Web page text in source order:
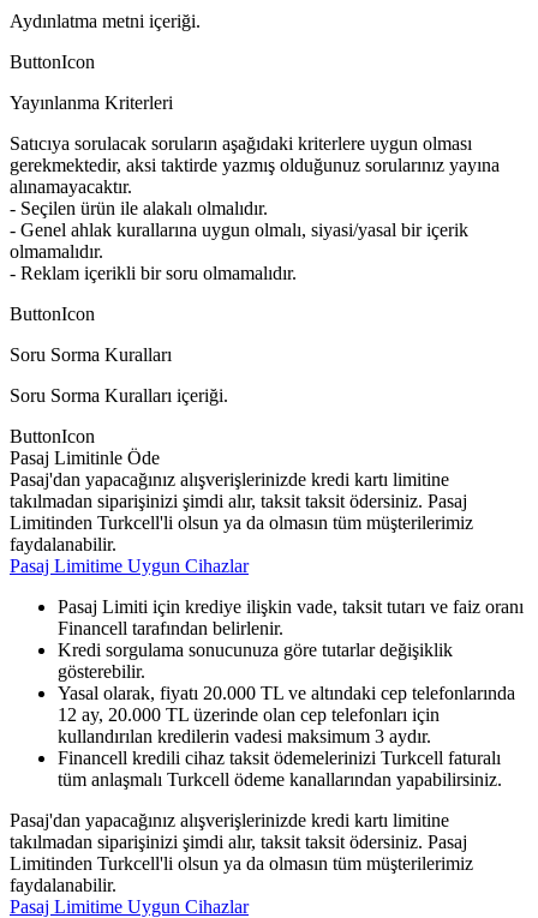
Aydınlatma metni içeriği.
ButtonIcon
Yayınlanma Kriterleri
Satıcıya sorulacak soruların aşağıdaki kriterlere uygun olması
gerekmektedir, aksi taktirde yazmış olduğunuz sorularınız yayına
alınamayacaktır.
- Seçilen ürün ile alakalı olmalıdır.
- Genel ahlak kurallarına uygun olmalı, siyasi/yasal bir içerik
olmamalıdır.
- Reklam içerikli bir soru olmamalıdır.
ButtonIcon
Soru Sorma Kuralları
Soru Sorma Kuralları içeriği.
ButtonIcon
Pasaj Limitinle Öde
Pasaj'dan yapacağınız alışverişlerinizde kredi kartı limitine
takılmadan siparişinizi şimdi alır, taksit taksit ödersiniz. Pasaj
Limitinden Turkcell'li olsun ya da olmasın tüm müşterilerimiz
faydalanabilir.
Pasaj Limitime Uygun Cihazlar
Pasaj Limiti için krediye ilişkin vade, taksit tutarı ve faiz oranı
Financell tarafından belirlenir.
Kredi sorgulama sonucunuza göre tutarlar değişiklik
gösterebilir.
Yasal olarak, fiyatı 20.000 TL ve altındaki cep telefonlarında
12 ay, 20.000 TL üzerinde olan cep telefonları için
kullandırılan kredilerin vadesi maksimum 3 aydır.
Financell kredili cihaz taksit ödemelerinizi Turkcell faturalı
tüm anlaşmalı Turkcell ödeme kanallarından yapabilirsiniz.
Pasaj'dan yapacağınız alışverişlerinizde kredi kartı limitine
takılmadan siparişinizi şimdi alır, taksit taksit ödersiniz. Pasaj
Limitinden Turkcell'li olsun ya da olmasın tüm müşterilerimiz
faydalanabilir.
Pasaj Limitime Uygun Cihazlar